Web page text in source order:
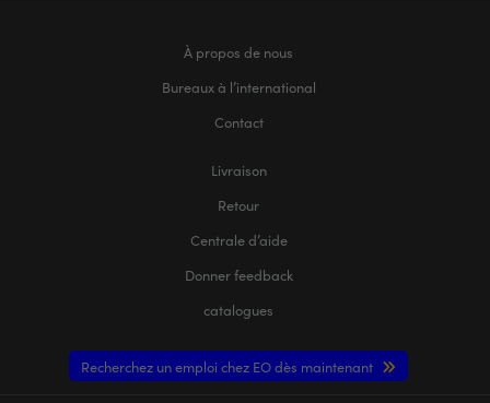
À propos de nous
Bureaux à l’international
Contact
Livraison
Retour
Centrale d’aide
Donner feedback
catalogues
Recherchez un emploi chez EO dès maintenant